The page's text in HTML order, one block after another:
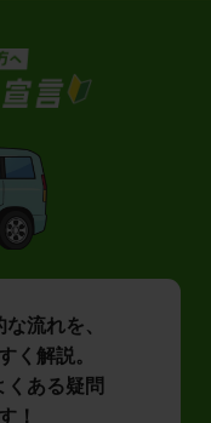
流れを、
く解説。
くある疑問
！